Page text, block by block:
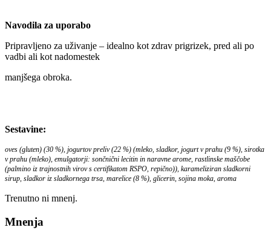
Navodila za uporabo
Pripravljeno za uživanje – idealno kot zdrav prigrizek, pred ali po
vadbi ali kot nadomestek
manjšega obroka.
Sestavine:
oves (gluten) (30 %), jogurtov preliv (22 %) (mleko, sladkor, jogurt v prahu (9 %), sirotka
v prahu (mleko), emulgatorji: sončnični lecitin in naravne arome, rastlinske maščobe
(palmino iz trajnostnih virov s certifikatom RSPO, repično)), karameliziran sladkorni
sirup, sladkor iz sladkornega trsa, marelice (8 %), glicerin, sojina moka, aroma
Trenutno ni mnenj.
Mnenja